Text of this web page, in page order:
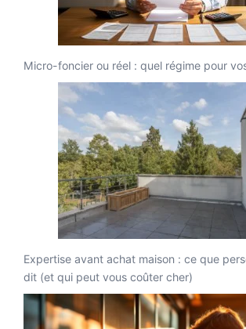
Micro-foncier ou réel : quel régime pour
Expertise avant achat maison : ce que
dit (et qui peut vous coûter cher)